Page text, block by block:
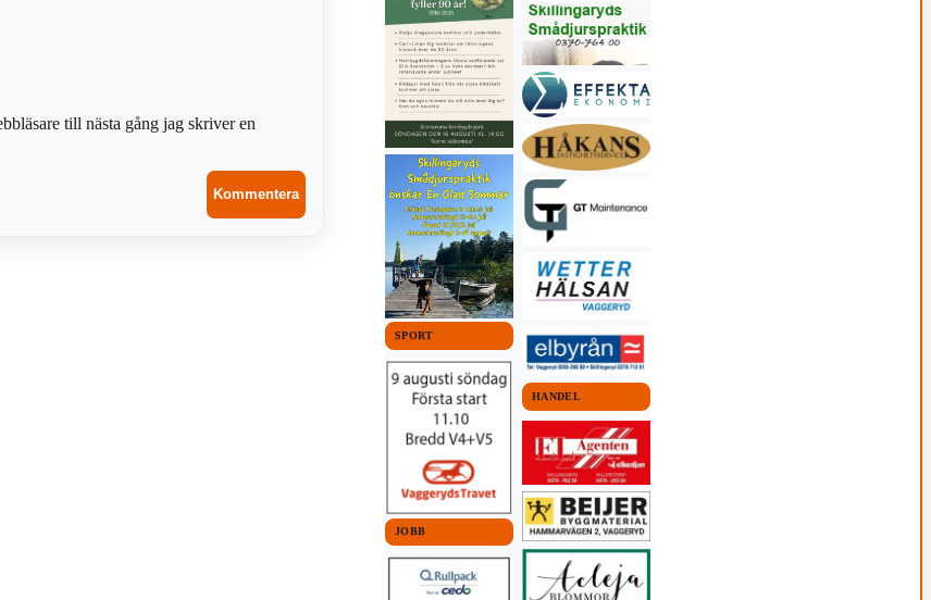
till nästa gång jag skriver en
SPORT
JOBB
HANDEL